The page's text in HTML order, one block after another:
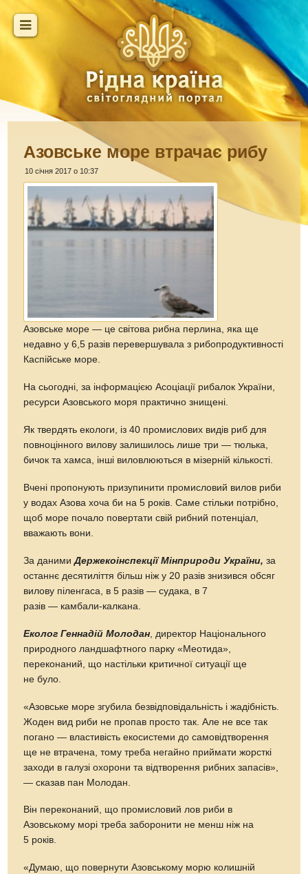
Азовське море втрачає рибу
10 січня 2017 о 10:37
Азовське море — це світова рибна перлина, яка ще
недавно у 6,5 разів перевершувала з рибопродуктивності
Каспійське море.
На сьогодні, за інформацією Асоціації рибалок України,
ресурси Азовського моря практично знищені.
Як твердять екологи, із 40 промислових видів риб для
повноцінного вилову залишилось лише три — тюлька,
бичок та хамса, інші виловлюються в мізерній кількості.
Вчені пропонують призупинити промисловий вилов риби
у водах Азова хоча би на 5 років. Саме стільки потрібно,
щоб море почало повертати свій рибний потенціал,
вважають вони.
За данимиДержекоінспекції Мінприроди України, за
останнє десятиліття більш ніж у 20 разів знизився обсяг
вилову піленгаса, в 5 разів ― судака, в 7
разів ― камбали-калкана.
Еколог Геннадій Молодан , директор Національного
природного ландшафтного парку «Меотида»,
переконаний, що настільки критичної ситуації ще
не було.
«Азовське море згубила безвідповідальність і жадібність.
Жоден вид риби не пропав просто так. Але не все так
погано ― властивість екосистеми до самовідтворення
ще не втрачена, тому треба негайно приймати жорсткі
заходи в галузі охорони та відтворення рибних запасів»,
― сказав пан Молодан.
Він переконаний, що промисловий лов риби в
Азовському морі треба заборонити не менш ніж на
5 років.
«Думаю, що повернути Азовському морю колишній